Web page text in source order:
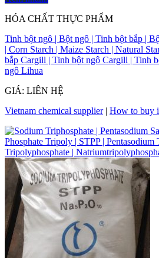
HÓA CHẤT THỰC PHẨM
Tinh bột ngô | Bột ngô | Tinh bột bắp |
| Corn Starch | Maize Starch | Natural
bắp Cargill | Tinh bột ngô Cargill | Tinh
ngô Lihua
GIÁ: LIÊN HỆ
Vietnam chemical supplier| How to buy